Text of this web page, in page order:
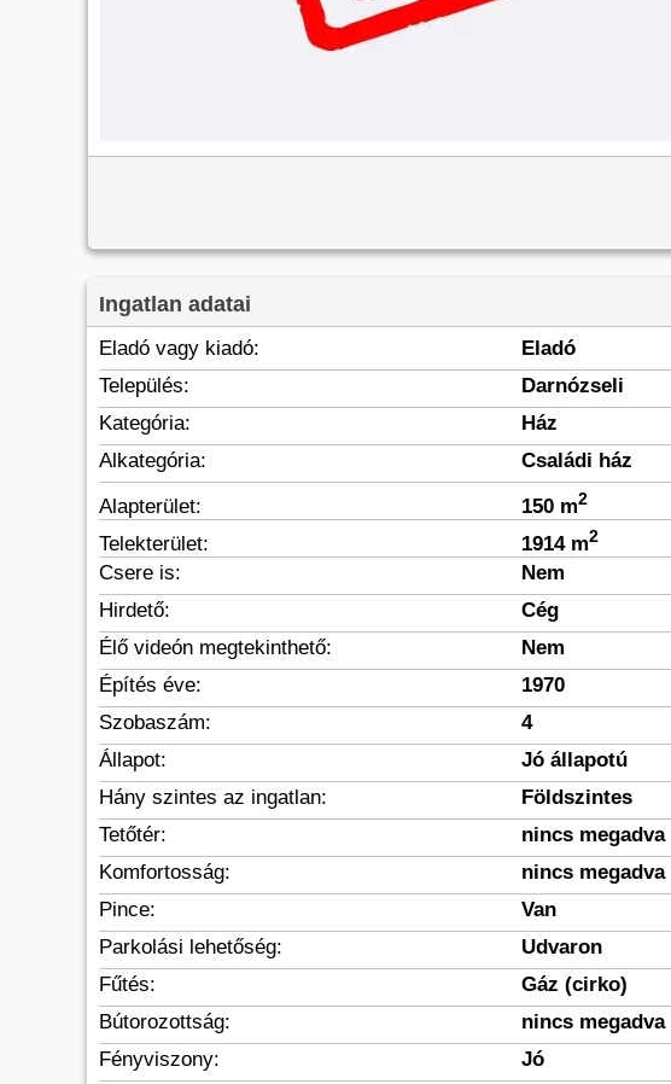
Ingatlan adatai
Eladó vagy kiadó:
Eladó
Település:
Darnózseli
Kategória:
Ház
Alkategória:
Családi ház
Alapterület:
150 m2
Telekterület: 1914 m2
Csere is:
Nem
Hirdető:
Cég
Élő videón megtekinthető:
Nem
Építés éve:
1970
Szobaszám:
4
Állapot:
Jó állapotú
Hány szintes az ingatlan:
Földszintes
Tetőtér:
nincs megadva
Komfortosság:
nincs megadva
Pince:
Van
Parkolási lehetőség:
Udvaron
Fűtés:
Gáz (cirko)
Bútorozottság:
nincs megadva
Fényviszony:
Jó